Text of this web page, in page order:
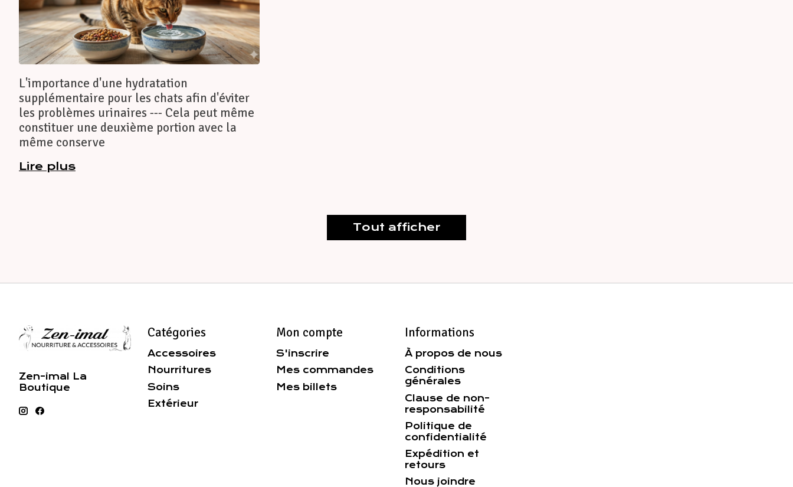
L'importance d'une hydratation
supplémentaire pour les chats afin d'éviter
les problèmes urinaires --- Cela peut même
constituer une deuxième portion avec la
même conserve
Lire plus
Tout afficher
Zen-imal La
Boutique
Catégories
Accessoires
Nourritures
Soins
Extérieur
Mon compte
S'inscrire
Mes commandes
Mes billets
Informations
À propos de nous
Conditions
générales
Clause de non-
responsabilité
Politique de
confidentialité
Expédition et
retours
Nous joindre